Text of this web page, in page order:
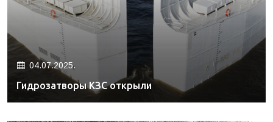
04.07.2025.
Гидрозатворы КЗС открыли